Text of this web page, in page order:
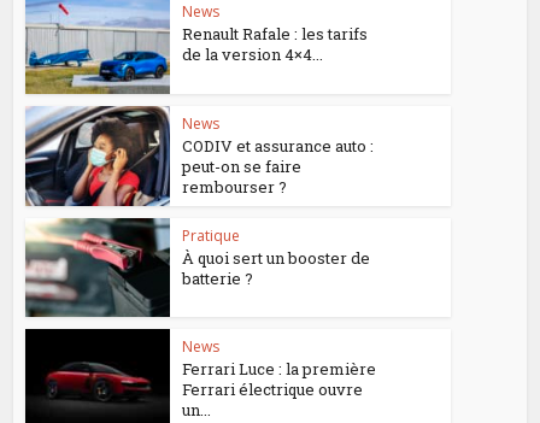
News
Renault Rafale : les tarifs
de la version 4×4...
News
CODIV et assurance auto :
peut-on se faire
rembourser ?
Pratique
À quoi sert un booster de
batterie ?
News
Ferrari Luce : la première
Ferrari électrique ouvre
un...